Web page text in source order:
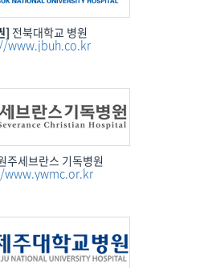
] 전북대학교 병원
www.jbuh.co.kr
주세브란스 기독병원